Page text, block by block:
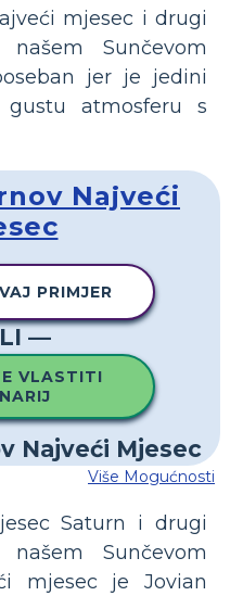
mjesec i drugi
Sunčevom
jer je jedini
gustu atmosferu s
Najveći
PRIMJER
—
VLASTITI
Više Mogućnosti
Saturn i drugi
Sunčevom
mjesec je Jovian